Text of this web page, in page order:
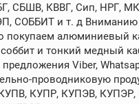
СБШВ, КВВГ, Сип, НРГ,
СОББИТ и т. д
покупаем алюминиевый
и тонкий медный
Viber,
проводниковую
КУПВ, КУПР, КУПЭВ,